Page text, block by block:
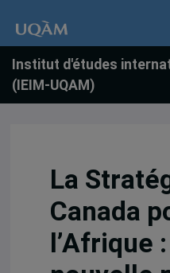
Institut d'études
(IEIM-UQAM)
La
Canada
l’Afrique